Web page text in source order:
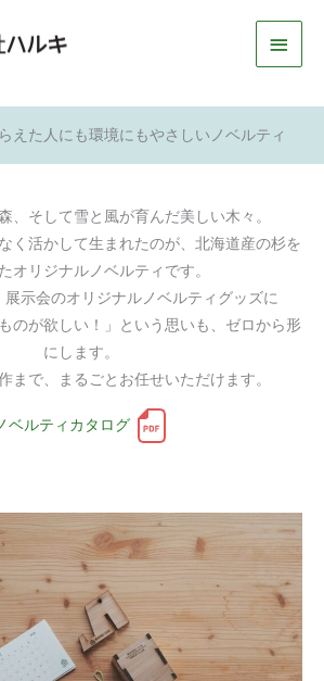
メ
ン
メ
ュ
ー
えた人にも環境にもやさしいノベルティ
、そして雪と風が育んだ美しい木々。
く活かして生まれたのが、北海道産の杉を
オリジナルノベルティです。
示会のオリジナルノベルティグッズに
のが欲しい！」という思いも、ゼロから形
にします。
まで、まるごとお任せいただけます。
ベルティカタログ